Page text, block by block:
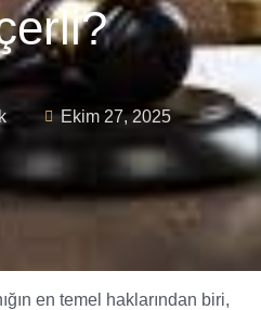
Ekim 27, 2025
en temel haklarından biri,